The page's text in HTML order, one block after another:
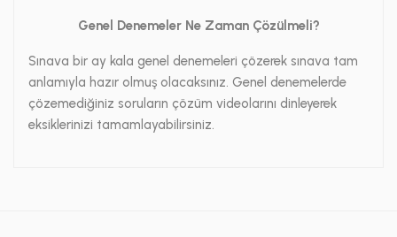
Genel Denemeler Ne Zaman Çözülmeli?
Sınava bir ay kala genel denemeleri çözerek sınava tam
anlamıyla hazır olmuş olacaksınız. Genel denemelerde
çözemediğiniz soruların çözüm videolarını dinleyerek
eksiklerinizi tamamlayabilirsiniz.